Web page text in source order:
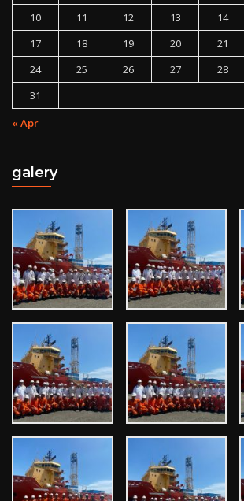
10
11 12 13 14
17
18 19 20 21
24
25 26 27 28
31
« Apr
galery